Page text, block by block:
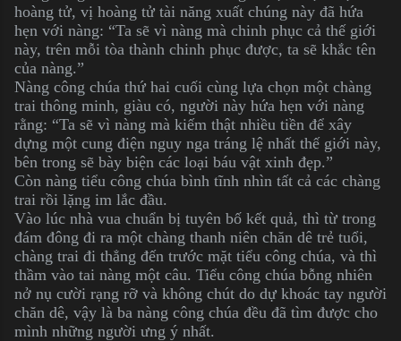
hoàng tử, vị hoàng tử tài năng xuất chúng này đã hứa
hẹn với nàng: “Ta sẽ vì nàng mà chinh phục cả thế giới
này, trên mỗi tòa thành chinh phục được, ta sẽ khắc tên
của nàng.”
Nàng công chúa thứ hai cuối cùng lựa chọn một chàng
trai thông minh, giàu có, người này hứa hẹn với nàng
rằng: “Ta sẽ vì nàng mà kiếm thật nhiều tiền để xây
dựng một cung điện nguy nga tráng lệ nhất thế giới này,
bên trong sẽ bày biện các loại báu vật xinh đẹp.”
Còn nàng tiểu công chúa bình tĩnh nhìn tất cả các chàng
trai rồi lặng im lắc đầu.
Vào lúc nhà vua chuẩn bị tuyên bố kết quả, thì từ trong
đám đông đi ra một chàng thanh niên chăn dê trẻ tuổi,
chàng trai đi thẳng đến trước mặt tiểu công chúa, và thì
thầm vào tai nàng một câu. Tiểu công chúa bỗng nhiên
nở nụ cười rạng rỡ và không chút do dự khoác tay người
chăn dê, vậy là ba nàng công chúa đều đã tìm được cho
mình những người ưng ý nhất.